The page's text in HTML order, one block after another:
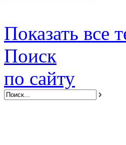
Показать все
Поиск
по сайту